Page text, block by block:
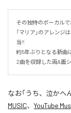
その独特のボーカルで
「マリア」のアレン
当!!
約5年ぶりとなる新曲
2曲を収録した両A面
なお「うち、泣かへ
MUSIC、 YouTube